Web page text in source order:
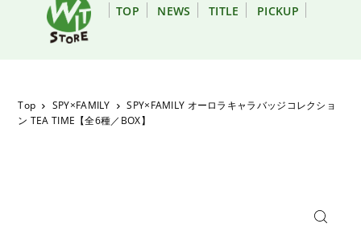
TOP NEWS TITLE PICKUP
Top SPY×FAMILY
SPY×FAMILY オーロラキャラバッジコレクショ
ン TEA TIME【全6種／BOX】